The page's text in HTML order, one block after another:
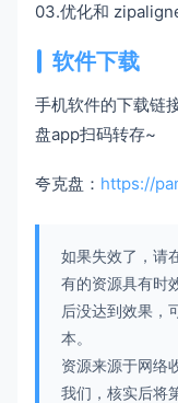
03.优化和
软件下载
手机软件的下载链
盘app扫码转存~
夸克盘： https://
如果失效了，请
有的资源具有时
后没达到效果，
本。
资源来源于网络
我们，核实后将